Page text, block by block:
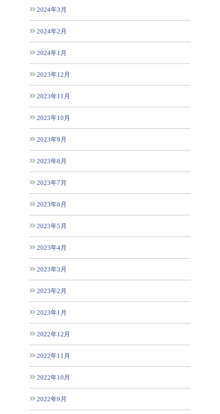
2024年3月
2024年2月
2024年1月
2023年12月
2023年11月
2023年10月
2023年9月
2023年8月
2023年7月
2023年6月
2023年5月
2023年4月
2023年3月
2023年2月
2023年1月
2022年12月
2022年11月
2022年10月
2022年9月